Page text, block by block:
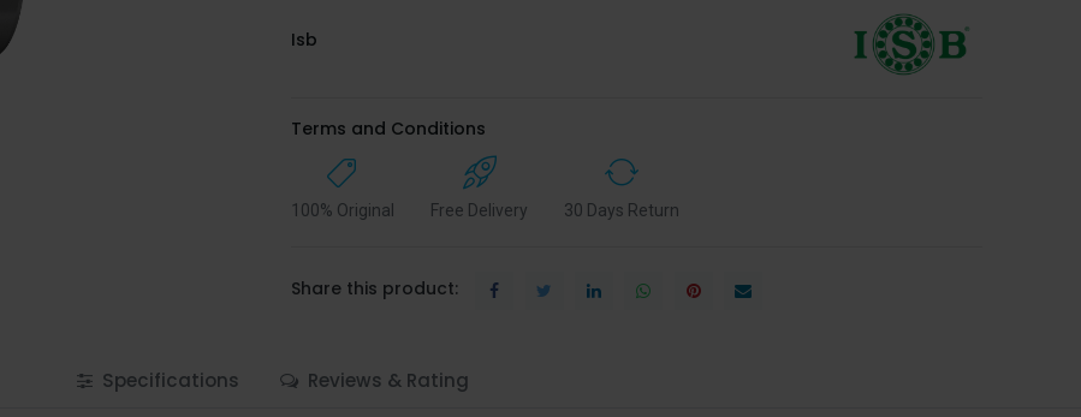
Isb
Terms and Conditions
100% Original Free Delivery 30 Days Return
Share this product:
Specifications Reviews & Rating